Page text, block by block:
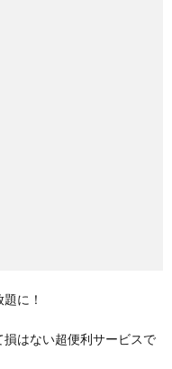
に！
はない超便利サービスで